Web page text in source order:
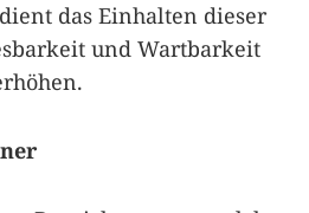
das Einhalten dieser
und Wartbarkeit